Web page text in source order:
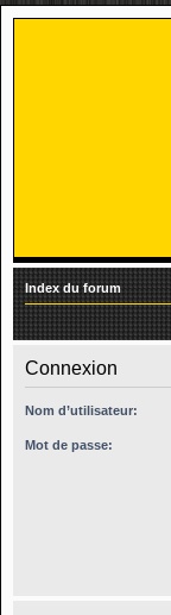
Index du forum
Connexion
Nom d’utilisateur:
Mot de passe: